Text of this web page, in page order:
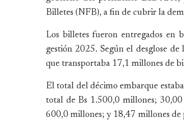
Billetes (NFB), a fin de cubrir la
Los billetes fueron entregados en
gestión 2025. Según el desglose
que transportaba 17,1 millones de
El total del décimo embarque
total de Bs 1.500,0 millones;
600,0 millones; y 18,47 millones de